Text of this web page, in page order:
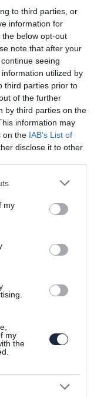
to third parties, or
information for
below opt-out
note that after your
seeing
utilized by
third parties prior to
of the further
by third parties on the
information may
on the IAB’s List of
disclose it to other
or more Google
You may click to
third-party tags to
in below Google
my
my
the
nem egy
egy
a Ford
Az
t, hanem
maga mögé